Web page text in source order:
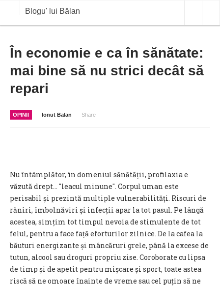
Blogu' lui Bălan
ANALIZE
BLOG IN DIALOG
În economie e ca în sănătate:
mai bine să nu strici decât să
repari
OPINII Ionut Balan Share
Nu întâmplător, în domeniul sănătății, profilaxia e
văzută drept... ″leacul minune″. Corpul uman este
perisabil și prezintă multiple vulnerabilități. Riscuri de
răniri, îmbolnăviri și infecții apar la tot pasul. Pe lângă
acestea, simțim tot timpul nevoia de stimulente de tot
felul, pentru a face față eforturilor zilnice. De la cafea la
băuturi energizante și mâncăruri grele, până la excese de
tutun, alcool sau droguri propriu zise. Coroborate cu lipsa
de timp și de apetit pentru mișcare și sport, toate astea
riscă să ne omoare înainte de vreme sau cel puțin să ne